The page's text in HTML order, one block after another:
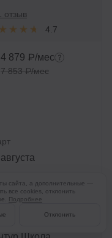
4.7
отзыв
4 879 ₽/мес
7 853 ₽/мес
сайта, а дополнительные —
все cookies, отклонить
Подробнее
Отклонить